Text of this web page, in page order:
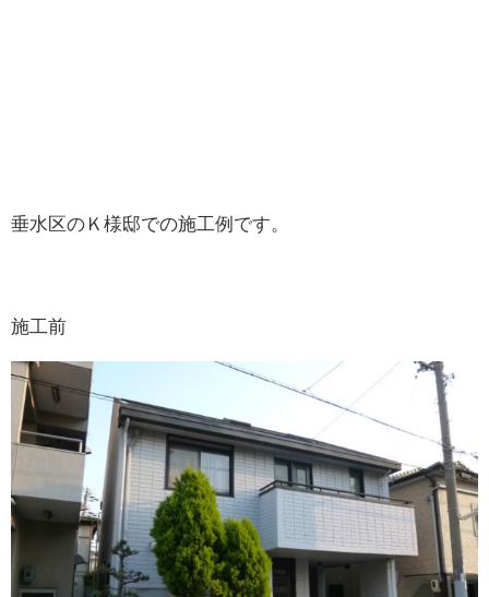
垂水区のＫ様邸での施工例です。
施工前